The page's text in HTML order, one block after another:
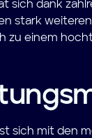
sich dank
stark
zu einem
sich mit den